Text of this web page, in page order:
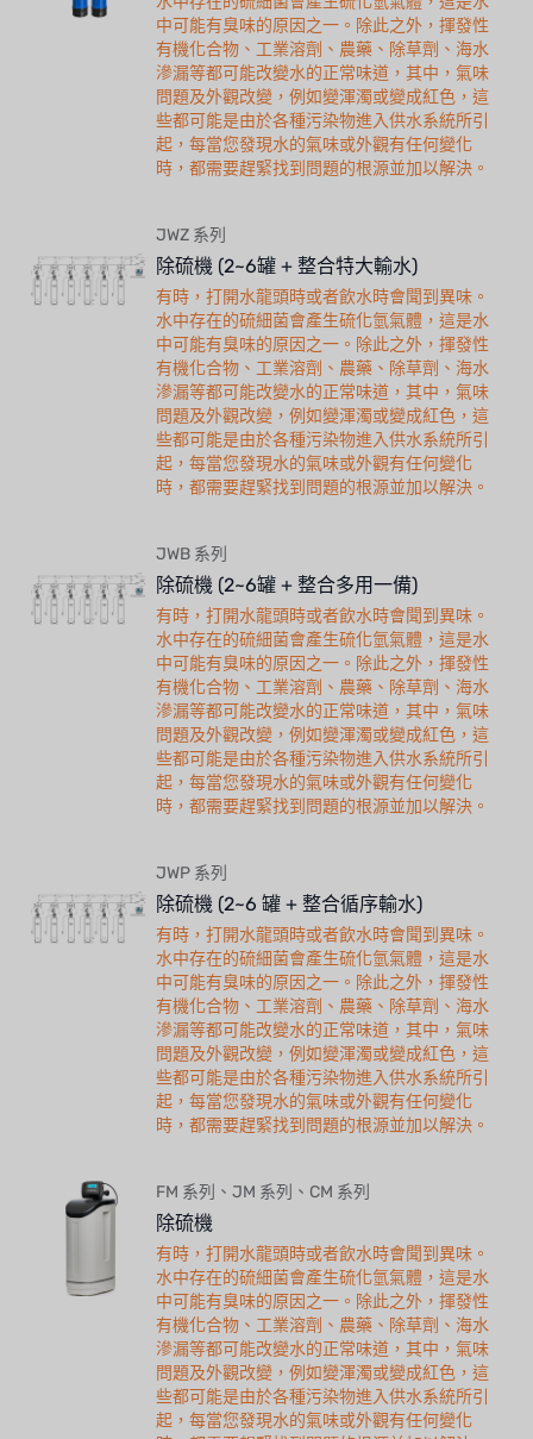
中可能有臭味的原因之一。除此之外，揮發性
有機化合物、工業溶劑、農藥、除草劑、海水
滲漏等都可能改變水的正常味道，其中，氣味
問題及外觀改變，例如變渾濁或變成紅色，這
些都可能是由於各種污染物進入供水系統所引
起，每當您發現水的氣味或外觀有任何變化
時，都需要趕緊找到問題的根源並加以解決。
JWZ 系列
除硫機 (2~6罐 + 整合特大輸水)
有時，打開水龍頭時或者飲水時會聞到異味。
水中存在的硫細菌會產生硫化氫氣體，這是水
中可能有臭味的原因之一。除此之外，揮發性
有機化合物、工業溶劑、農藥、除草劑、海水
滲漏等都可能改變水的正常味道，其中，氣味
問題及外觀改變，例如變渾濁或變成紅色，這
些都可能是由於各種污染物進入供水系統所引
起，每當您發現水的氣味或外觀有任何變化
時，都需要趕緊找到問題的根源並加以解決。
JWB 系列
除硫機 (2~6罐 + 整合多用一備)
有時，打開水龍頭時或者飲水時會聞到異味。
水中存在的硫細菌會產生硫化氫氣體，這是水
中可能有臭味的原因之一。除此之外，揮發性
有機化合物、工業溶劑、農藥、除草劑、海水
滲漏等都可能改變水的正常味道，其中，氣味
問題及外觀改變，例如變渾濁或變成紅色，這
些都可能是由於各種污染物進入供水系統所引
起，每當您發現水的氣味或外觀有任何變化
時，都需要趕緊找到問題的根源並加以解決。
JWP 系列
除硫機 (2~6 罐 + 整合循序輸水)
有時，打開水龍頭時或者飲水時會聞到異味。
水中存在的硫細菌會產生硫化氫氣體，這是水
中可能有臭味的原因之一。除此之外，揮發性
有機化合物、工業溶劑、農藥、除草劑、海水
滲漏等都可能改變水的正常味道，其中，氣味
問題及外觀改變，例如變渾濁或變成紅色，這
些都可能是由於各種污染物進入供水系統所引
起，每當您發現水的氣味或外觀有任何變化
時，都需要趕緊找到問題的根源並加以解決。
FM 系列、JM 系列、CM 系列
除硫機
有時，打開水龍頭時或者飲水時會聞到異味。
水中存在的硫細菌會產生硫化氫氣體，這是水
中可能有臭味的原因之一。除此之外，揮發性
有機化合物、工業溶劑、農藥、除草劑、海水
滲漏等都可能改變水的正常味道，其中，氣味
問題及外觀改變，例如變渾濁或變成紅色，這
些都可能是由於各種污染物進入供水系統所引
起，每當您發現水的氣味或外觀有任何變化